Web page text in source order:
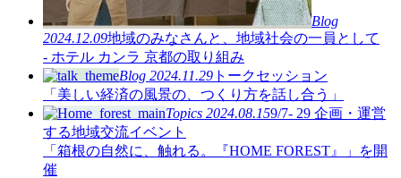
Blog
2024.12.09地域のみなさんと、地域社会の一員として
- ホテル カンラ 京都の取り組み
Blog 2024.11.29 トークセッション
「美しい経済の風景の、つくり方を話し合う」
Topics 2024.08.159/7- 29 企画・運営
する地域交流イベント
「箱根の自然に、触れる。『HOME FOREST』」を開
催